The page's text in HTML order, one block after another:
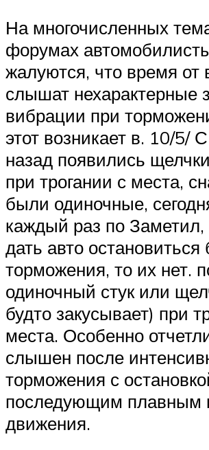
На многочисленных
форумах
жалуются, что время от
слышат нехарактерные
вибрации при
этот возникает в. 10/5/
назад появились
при трогании с места,
были одиночные,
каждый раз по Заметил,
дать авто остановиться
торможения, то их нет.
одиночный стук или
будто закусывает) при
места. Особенно
слышен после
торможения с
последующим плавным
движения.